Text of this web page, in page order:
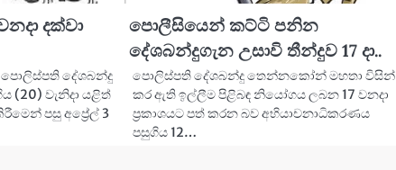
දක්වා
දේශබන්දු
වැනිදා යළිත්
පසු අප්‍රේල් 3
පොලීසියෙන් කට්ටි පනින
දේශබන්දුගැන උසාවි තීන්දුව 17 දා..
පොලිස්පති දේශබන්දු තෙන්නකෝන් මහතා විසින්
කර ඇති ඉල්ලීම පිළිබඳ නියෝගය ලබන 17 වනදා
ප්‍රකාශයට පත් කරන බව අභියාචනාධිකරණය
පසුගිය 12…